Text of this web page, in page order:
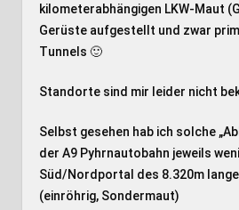
kilometerabhängigen LKW-Maut
Gerüste aufgestellt und zwar
Tunnels 🙂
Standorte sind mir leider nicht
Selbst gesehen hab ich solche
der A9 Pyhrnautobahn jeweils
Süd/Nordportal des 8.320m
(einröhrig, Sondermaut)